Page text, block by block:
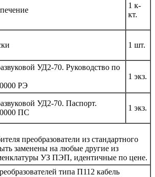
1 к-
кт.
1 шт.
УД2-70. Руководство по
РЭ
1 экз.
УД2-70. Паспорт.
ПС
1 экз.
преобразователи из стандартного
заменены на любые другие из
УЗ ПЭП, идентичные по цене.
типа П112 кабель